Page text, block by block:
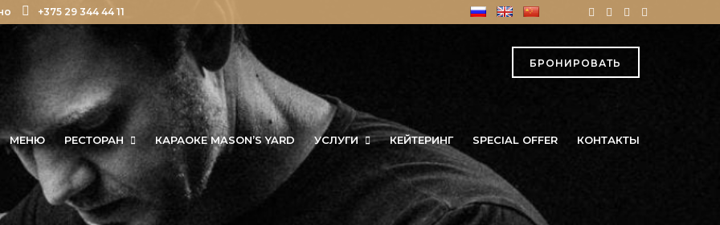
+375 29 344 44 11
БРОНИРОВАТЬ
МЕНЮ РЕСТОРАН КАРАОКЕ MASON’S YARD УСЛУГИ КЕЙТЕРИНГ SPECIAL OFFER КОНТАКТЫ